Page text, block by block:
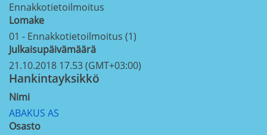
Ennakkotietoilmoitus
Lomake
01 - Ennakkotietoilmoitus (1)
Julkaisupäivämäärä
21.10.2018 17.53 (GMT+03:00)
Hankintayksikkö
Nimi
ABAKUS AS
Osasto